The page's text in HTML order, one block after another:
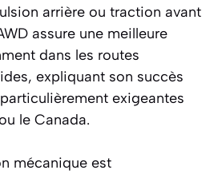
arrière ou traction avant
assure une meilleure
dans les routes
expliquant son succès
exigeantes
le Canada.
mécanique est